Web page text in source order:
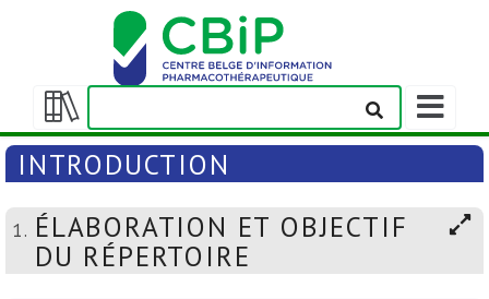
Afficher/masquer
la
table
matières
Afficher/
la
barre
navigation
INTRODUCTION
1. ÉLABORATION ET OBJECTIF
DU RÉPERTOIRE